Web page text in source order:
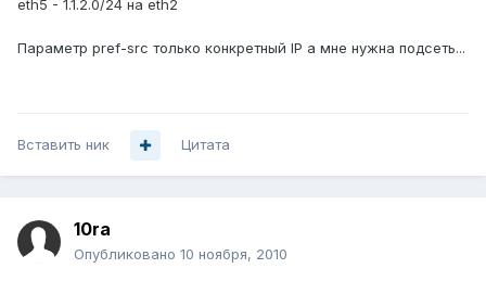
eth5 - 1.1.2.0/24 на eth2
Параметр pref-src только конкретный IP а мне нужна подсеть...
Вставить ник Цитата
10ra
Опубликовано 10 ноября, 2010